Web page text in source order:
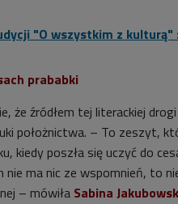
"O wszystkim z kulturą"
prababki
że źródłem tej literackiej
położnictwa. – To zeszyt,
kiedy poszła się uczyć do
nie ma nic ze wspomnień, to
– mówiła Sabina